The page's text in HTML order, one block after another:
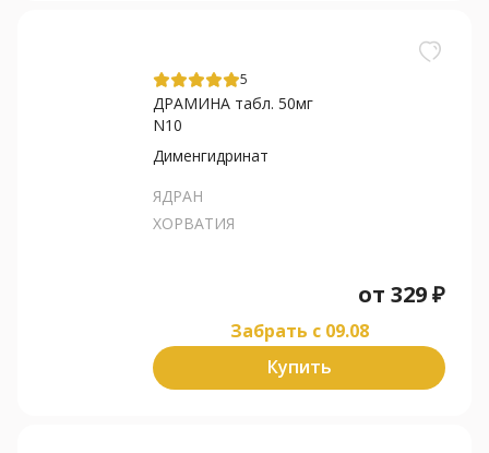
5
ДРАМИНА табл. 50мг
N10
Дименгидринат
ЯДРАН
ХОРВАТИЯ
от 329₽
Забрать c 09.08
Купить